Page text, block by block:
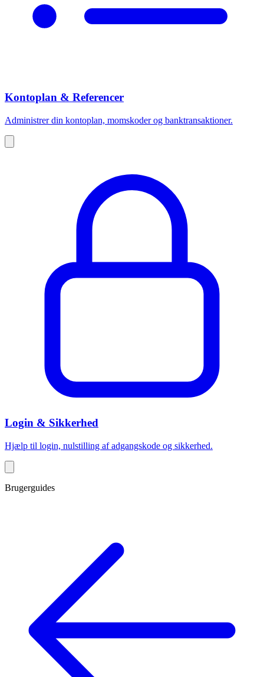
Kontoplan & Referencer
Administrer din kontoplan, momskoder og banktransaktioner.
Login & Sikkerhed
Hjælp til login, nulstilling af adgangskode og sikkerhed.
Brugerguides